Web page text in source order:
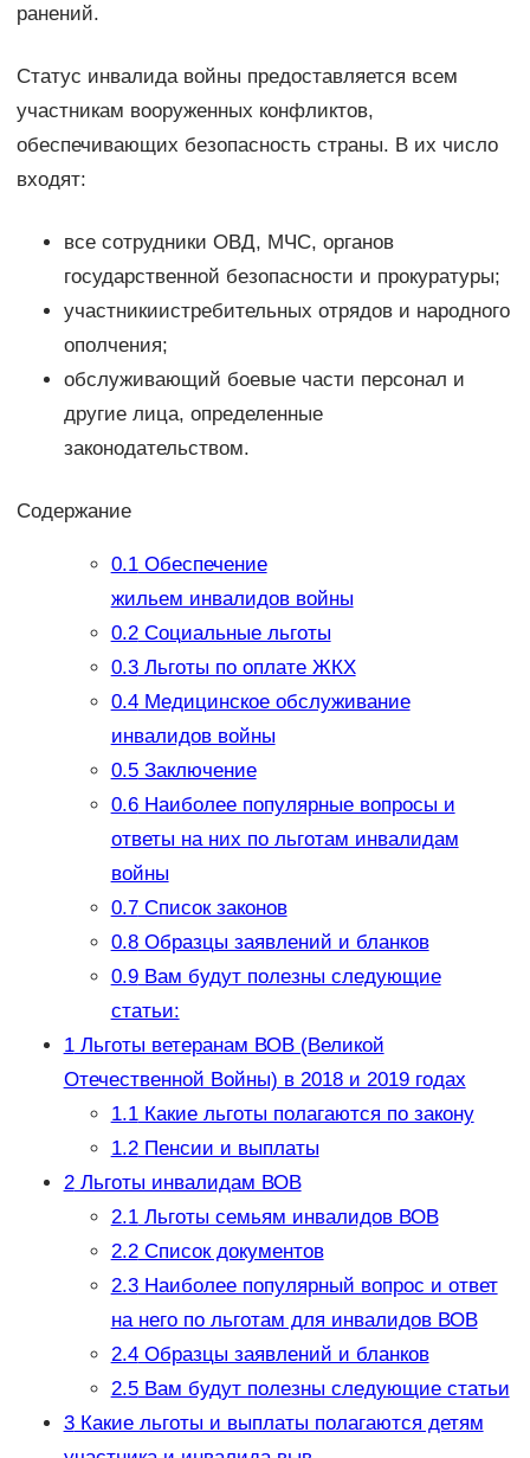
ранений.
Статус инвалида войны предоставляется всем
участникам вооруженных конфликтов,
обеспечивающих безопасность страны. В их число
входят:
все сотрудники ОВД, МЧС, органов
государственной безопасности и прокуратуры;
участникиистребительных отрядов и народного
ополчения;
обслуживающий боевые части персонал и
другие лица, определенные
законодательством.
Содержание
0.1Обеспечение
жильем инвалидов войны
0.2Социальные льготы
0.3Льготы по оплате ЖКХ
0.4Медицинское обслуживание
инвалидов войны
0.5Заключение
0.6Наиболее популярные вопросы и
ответы на них по льготам инвалидам
войны
0.7Список законов
0.8Образцы заявлений и бланков
0.9Вам будут полезны следующие
статьи:
1Льготы ветеранам ВОВ (Великой
Отечественной Войны) в 2018 и 2019 годах
1.1Какие льготы полагаются по закону
1.2Пенсии и выплаты
2Льготы инвалидам ВОВ
2.1Льготы семьям инвалидов ВОВ
2.2Список документов
2.3Наиболее популярный вопрос и ответ
на него по льготам для инвалидов ВОВ
2.4Образцы заявлений и бланков
2.5Вам будут полезны следующие статьи
3Какие льготы и выплаты полагаются детям